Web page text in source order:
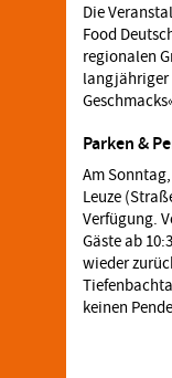
Die
Food
regionalen
langjähriger
Parken &
Am
Leuze
Verfügung.
Gäste ab
wieder
keinen